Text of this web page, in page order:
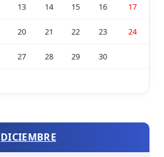
13 14 15 16 17
20 21 22 23 24
27 28 29 30
DICIEMBRE